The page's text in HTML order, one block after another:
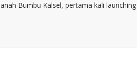
Bumbu Kalsel, pertama kali launching